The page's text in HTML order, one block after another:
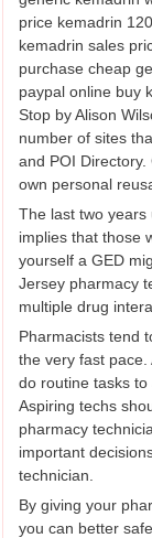
price kemadrin
kemadrin sales
purchase cheap
paypal online buy
Stop by Alison
number of sites
and POI
own personal
The last two years
implies that those
yourself a GED
Jersey pharmacy
multiple drug
Pharmacists tend
the very fast
do routine tasks to
Aspiring techs
pharmacy
important
technician.
By giving your
you can better